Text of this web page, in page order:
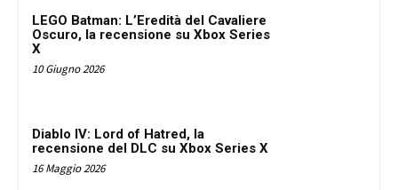
LEGO Batman: L’Eredità del Cavaliere
Oscuro, la recensione su Xbox Series
X
10 Giugno 2026
Diablo IV: Lord of Hatred, la
recensione del DLC su Xbox Series X
16 Maggio 2026